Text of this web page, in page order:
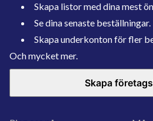
Skapa listor med dina mest
Se dina senaste beställningar.
Skapa underkonton för fler
Och mycket mer.
Skapa